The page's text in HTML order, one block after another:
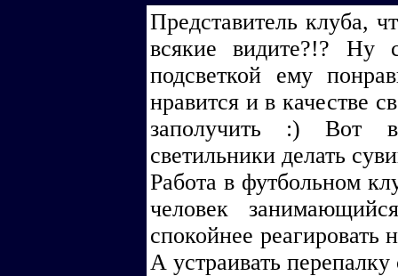
Представитель клуба,
всякие видите?!? Ну
подсветкой ему
нравится и в качестве
заполучить :) Вот
светильники делать
Работа в футбольном
человек
спокойнее реагировать
А устраивать